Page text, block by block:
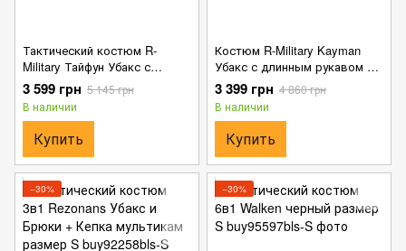
Тактический костюм R-
Military Тайфун Убакс с
длинным рукавом + Штаны с
наколенниками хищник
размер S
3 599 грн 5 145 грн
В наличии
Купить
Костюм R-Military Kayman
Убакс с длинным рукавом +
Брюки с манжетами на
липучках койот размер S
3 399 грн 4 860 грн
В наличии
Купить
−30% −30%